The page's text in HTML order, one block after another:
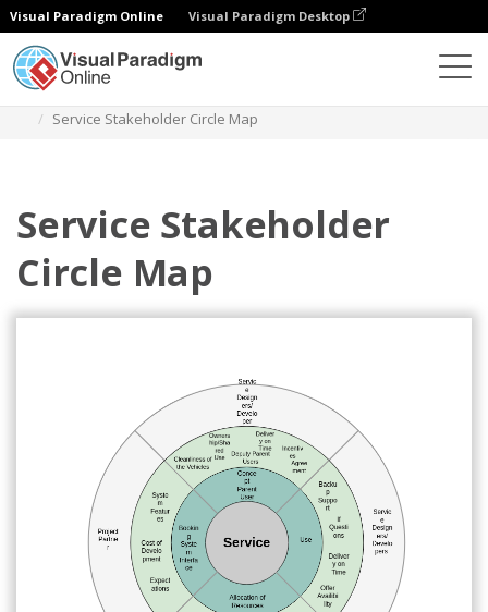
Visual Paradigm Online Visual Paradigm Desktop
Service Stakeholder Circle Map
Service Stakeholder
Circle Map